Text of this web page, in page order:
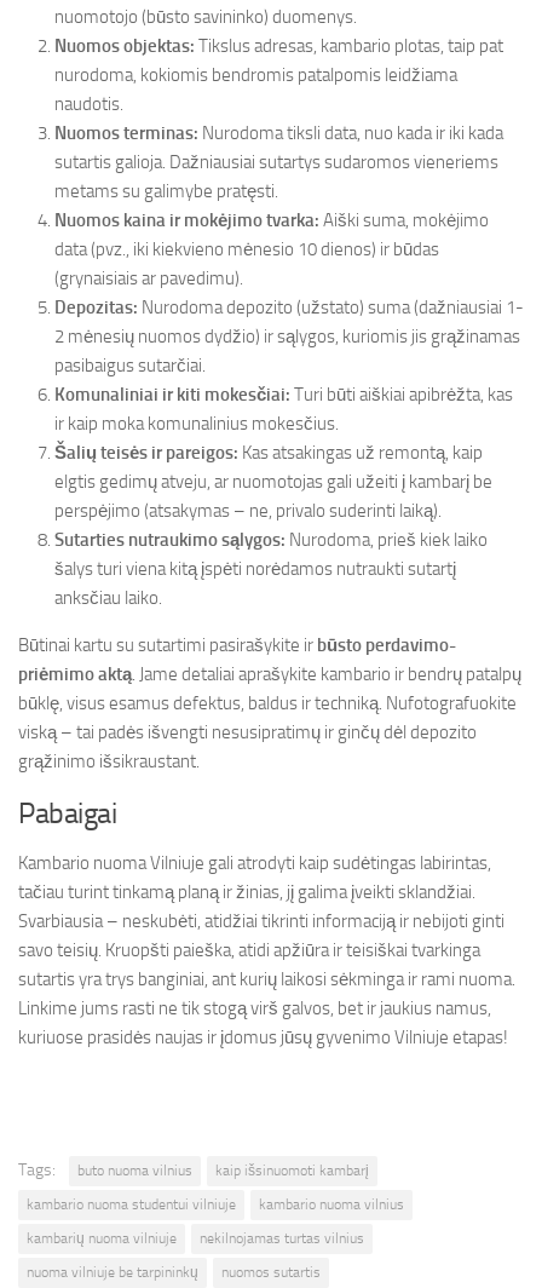
nuomotojo (būsto savininko) duomenys.
Nuomos objektas: Tikslus adresas, kambario plotas, taip pat
nurodoma, kokiomis bendromis patalpomis leidžiama
naudotis.
Nuomos terminas: Nurodoma tiksli data, nuo kada ir iki kada
sutartis galioja. Dažniausiai sutartys sudaromos vieneriems
metams su galimybe pratęsti.
Nuomos kaina ir mokėjimo tvarka: Aiški suma, mokėjimo
data (pvz., iki kiekvieno mėnesio 10 dienos) ir būdas
(grynaisiais ar pavedimu).
Depozitas: Nurodoma depozito (užstato) suma (dažniausiai 1-
2 mėnesių nuomos dydžio) ir sąlygos, kuriomis jis grąžinamas
pasibaigus sutarčiai.
Komunaliniai ir kiti mokesčiai: Turi būti aiškiai apibrėžta, kas
ir kaip moka komunalinius mokesčius.
Šalių teisės ir pareigos: Kas atsakingas už remontą, kaip
elgtis gedimų atveju, ar nuomotojas gali užeiti į kambarį be
perspėjimo (atsakymas – ne, privalo suderinti laiką).
Sutarties nutraukimo sąlygos: Nurodoma, prieš kiek laiko
šalys turi viena kitą įspėti norėdamos nutraukti sutartį
anksčiau laiko.
Būtinai kartu su sutartimi pasirašykite ir būsto perdavimo-
priėmimo aktą. Jame detaliai aprašykite kambario ir bendrų patalpų
būklę, visus esamus defektus, baldus ir techniką. Nufotografuokite
viską – tai padės išvengti nesusipratimų ir ginčų dėl depozito
grąžinimo išsikraustant.
Pabaigai
Kambario nuoma Vilniuje gali atrodyti kaip sudėtingas labirintas,
tačiau turint tinkamą planą ir žinias, jį galima įveikti sklandžiai.
Svarbiausia – neskubėti, atidžiai tikrinti informaciją ir nebijoti ginti
savo teisių. Kruopšti paieška, atidi apžiūra ir teisiškai tvarkinga
sutartis yra trys banginiai, ant kurių laikosi sėkminga ir rami nuoma.
Linkime jums rasti ne tik stogą virš galvos, bet ir jaukius namus,
kuriuose prasidės naujas ir įdomus jūsų gyvenimo Vilniuje etapas!
Tags: buto nuoma vilnius
kaip išsinuomoti kambarį
kambario nuoma studentui vilniuje
kambario nuoma vilnius
kambarių nuoma vilniuje
nekilnojamas turtas vilnius
nuoma vilniuje be tarpininkų
nuomos sutartis